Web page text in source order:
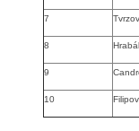
7
8
9
10